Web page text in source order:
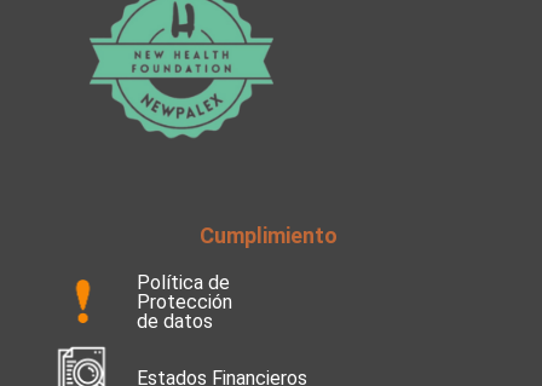
Cumplimiento
Política de
Protección
de datos
Estados Financieros